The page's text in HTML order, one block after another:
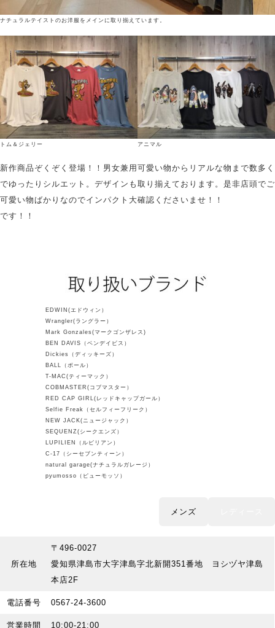
ナチュラルテイストのお洋服をメインに取り揃えています。
トム＆ジェリー
新作商品ぞくぞく登場！！男女兼用
でゆったりシルエット。デザインも
可愛い物ばかりなのでインパクト大
です！！
アニマル
可愛い物からリアルな物まで数多く
取り揃えております。是非店頭でご
確認くださいませ！！
EDWIN(エドウィン）
Wrangler(ラングラー）
Mark Gonzales(マークゴンザレス)
BEN DAVIS（ベンデイビス）
Dickies（ディッキーズ）
BALL（ボール）
T-MAC(ティーマック）
COBMASTER(コブマスター）
RED CAP GIRL(レッドキャップガール）
Selfie Freak（セルフィーフリーク）
NEW JACK(ニュージャック）
SEQUENZ(シークエンズ）
LUPILIEN（ルピリアン）
C-17（シーセブンティーン）
natural garage(ナチュラルガレージ）
pyumosso（ピューモッソ）
メンズ
所在地
〒496-0027
愛知県津島市大字津島字北新開351番地 ヨシヅヤ津島
本店2F
電話番号 0567-24-3600
営業時間 10:00-21:00